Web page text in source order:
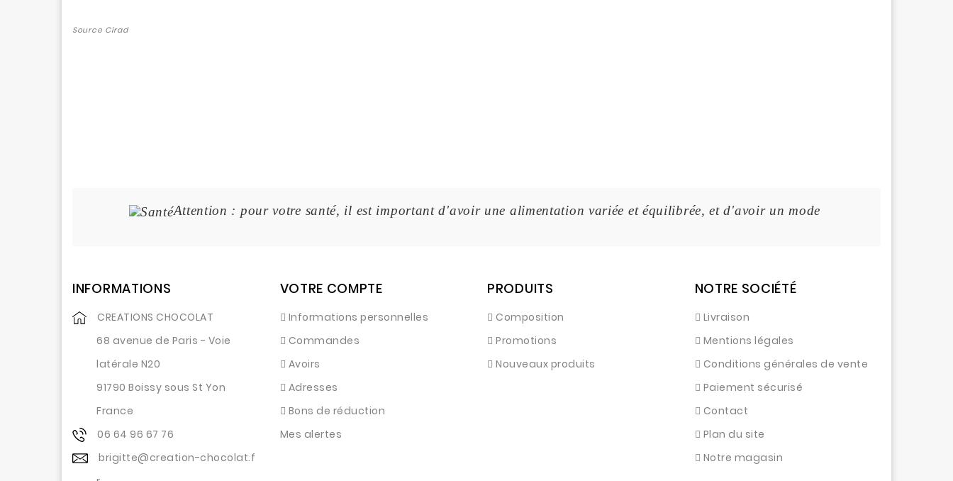
Source Cirad
Attention : pour votre santé, il est important d'avoir une alimentation variée et équilibrée, et d'avoir un mode de vie sain.
INFORMATIONS
CREATIONS CHOCOLAT
68 avenue de Paris - Voie
latérale N20
91790 Boissy sous St Yon
France
06 64 96 67 76
brigitte@creation-chocolat.f
VOTRE COMPTE
Informations personnelles
Commandes
Avoirs
Adresses
Bons de réduction
Mes alertes
PRODUITS
Composition
Promotions
Nouveaux produits
NOTRE SOCIÉTÉ
Livraison
Mentions légales
Conditions générales de vente
Paiement sécurisé
Contact
Plan du site
Notre magasin